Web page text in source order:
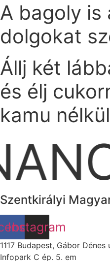
A bagoly is
dolgokat
Állj két
és élj
kamu
Szentkirályi
Instagram
1117 Budapest, Gábor Dénes
Infopark C ép. 5. em